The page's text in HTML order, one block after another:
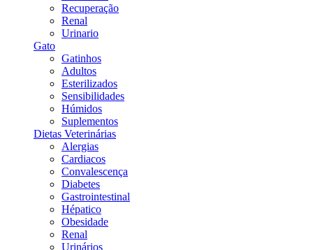
Recuperação
Renal
Urinario
Gato
Gatinhos
Adultos
Esterilizados
Sensibilidades
Húmidos
Suplementos
Dietas Veterinárias
Alergias
Cardiacos
Convalescença
Diabetes
Gastrointestinal
Hépatico
Obesidade
Renal
Urinários